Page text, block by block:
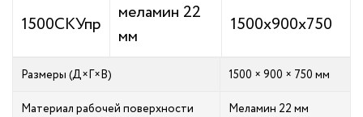
1500СКУпр
меламин 22
мм
1500х900х750
Размеры (Д×Г×В) 1500 × 900 × 750 мм
Материал рабочей поверхности Меламин 22 мм